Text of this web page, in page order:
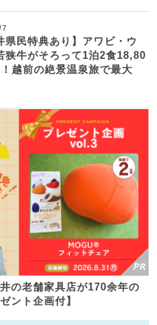
7
県民特典あり】アワビ・ウ
狭牛がそろって1泊2食18,80
越前の絶景温泉旅で最大
の老舗家具店が170余年の
ント企画付】